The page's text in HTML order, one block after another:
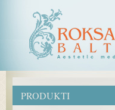
PRODUKTI